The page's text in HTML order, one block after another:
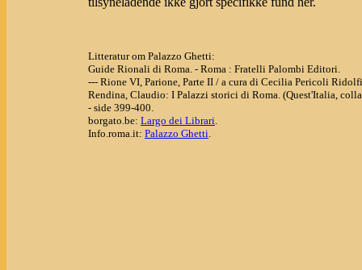
Litteratur om Palazzo Ghetti:
Guide Rionali di Roma. - Roma : Fratelli Palombi Editori.
--- Rione VI, Parione, Parte II / a cura di Cecilia Pericoli
Rendina, Claudio: I Palazzi storici di Roma. (Quest'Italia,
- side 399-400.
borgato.be: Largo dei Librari.
Info.roma.it: Palazzo Ghetti.